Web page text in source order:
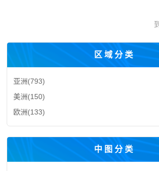
向，理解南亚小国选择“大国平衡外交”的必
区域分类
亚洲(793)
美洲(150)
欧洲(133)
中图分类